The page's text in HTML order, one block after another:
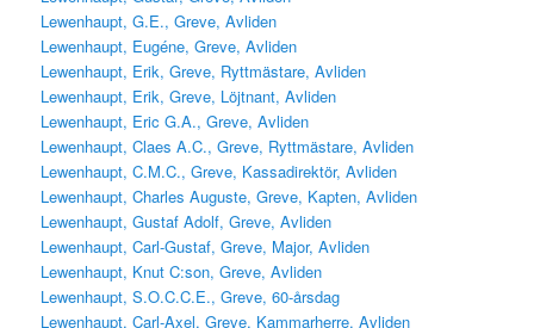
Lewenhaupt, G.E., Greve, Avliden
Lewenhaupt, Eugéne, Greve, Avliden
Lewenhaupt, Erik, Greve, Ryttmästare, Avliden
Lewenhaupt, Erik, Greve, Löjtnant, Avliden
Lewenhaupt, Eric G.A., Greve, Avliden
Lewenhaupt, Claes A.C., Greve, Ryttmästare, Avliden
Lewenhaupt, C.M.C., Greve, Kassadirektör, Avliden
Lewenhaupt, Charles Auguste, Greve, Kapten, Avliden
Lewenhaupt, Gustaf Adolf, Greve, Avliden
Lewenhaupt, Carl-Gustaf, Greve, Major, Avliden
Lewenhaupt, Knut C:son, Greve, Avliden
Lewenhaupt, S.O.C.C.E., Greve, 60-årsdag
Lewenhaupt, Carl-Axel, Greve, Kammarherre, Avliden